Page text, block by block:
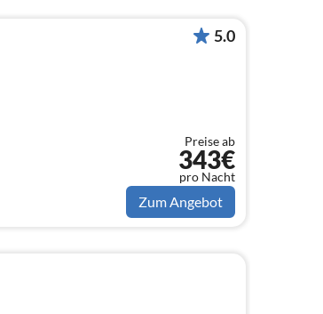
5.0
Preise ab
343€
pro Nacht
Zum Angebot